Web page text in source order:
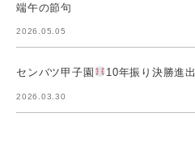
端午の節句
2026.05.05
センバツ甲子園 10年振り決勝進出
2026.03.30